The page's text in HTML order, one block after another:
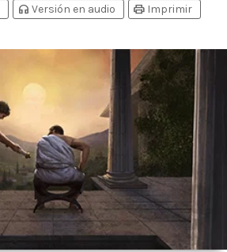
headphones Versión en audio print Imprimir